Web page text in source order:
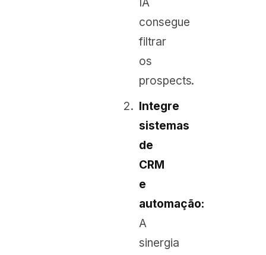
IA
consegue
filtrar
os
prospects.
Integre
sistemas
de
CRM
e
automação:
A
sinergia